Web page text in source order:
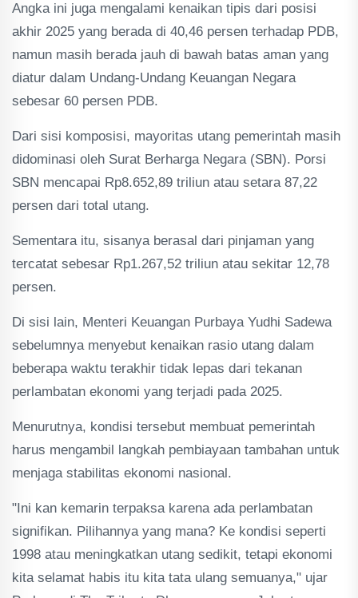
Angka ini juga mengalami kenaikan tipis dari posisi
akhir 2025 yang berada di 40,46 persen terhadap PDB,
namun masih berada jauh di bawah batas aman yang
diatur dalam Undang-Undang Keuangan Negara
sebesar 60 persen PDB.
Dari sisi komposisi, mayoritas utang pemerintah masih
didominasi oleh Surat Berharga Negara (SBN). Porsi
SBN mencapai Rp8.652,89 triliun atau setara 87,22
persen dari total utang.
Sementara itu, sisanya berasal dari pinjaman yang
tercatat sebesar Rp1.267,52 triliun atau sekitar 12,78
persen.
Di sisi lain, Menteri Keuangan Purbaya Yudhi Sadewa
sebelumnya menyebut kenaikan rasio utang dalam
beberapa waktu terakhir tidak lepas dari tekanan
perlambatan ekonomi yang terjadi pada 2025.
Menurutnya, kondisi tersebut membuat pemerintah
harus mengambil langkah pembiayaan tambahan untuk
menjaga stabilitas ekonomi nasional.
"Ini kan kemarin terpaksa karena ada perlambatan
signifikan. Pilihannya yang mana? Ke kondisi seperti
1998 atau meningkatkan utang sedikit, tetapi ekonomi
kita selamat habis itu kita tata ulang semuanya," ujar